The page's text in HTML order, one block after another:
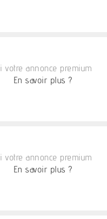
votre annonce premium
En savoir plus ?
votre annonce premium
En savoir plus ?